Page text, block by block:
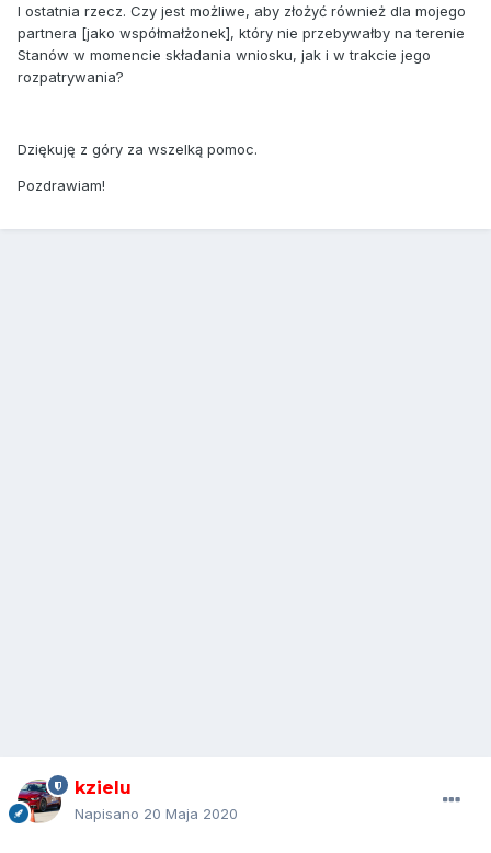
I ostatnia rzecz. Czy jest możliwe, aby złożyć również dla mojego
partnera [jako współmałżonek], który nie przebywałby na terenie
Stanów w momencie składania wniosku, jak i w trakcie jego
rozpatrywania?
Dziękuję z góry za wszelką pomoc.
Pozdrawiam!
kzielu
Napisano 20 Maja 2020